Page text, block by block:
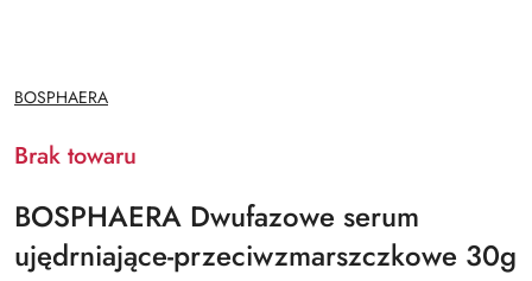
NAZWA
PRODUCENTA:
BOSPHAERA
Brak towaru
BOSPHAERA Dwufazowe serum
ujędrniające-przeciwzmarszczkowe 30g